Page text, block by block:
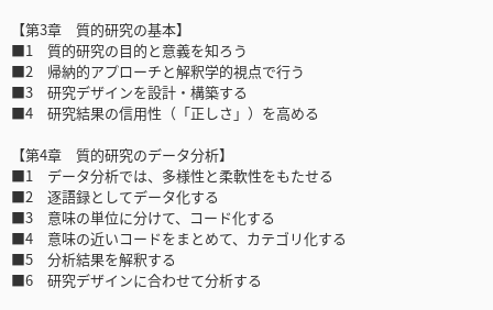
【第3章 質的研究の基本】
■1 質的研究の目的と意義を知ろう
■2 帰納的アプローチと解釈学的視点で行う
■3 研究デザインを設計・構築する
■4 研究結果の信用性（「正しさ」）を高める
【第4章 質的研究のデータ分析】
■1 データ分析では、多様性と柔軟性をもたせる
■2 逐語録としてデータ化する
■3 意味の単位に分けて、コード化する
■4 意味の近いコードをまとめて、カテゴリ化する
■5 分析結果を解釈する
■6 研究デザインに合わせて分析する